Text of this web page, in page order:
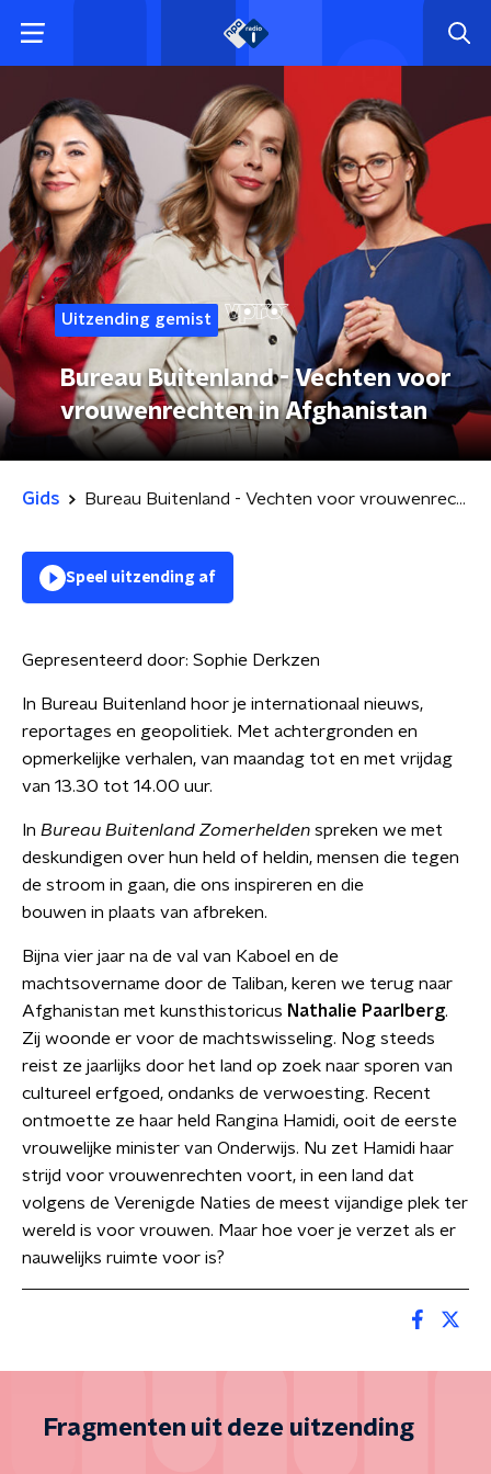
Uitzending gemist
Bureau Buitenland - Vechten voor
vrouwenrechten in Afghanistan
Gids Bureau Buitenland - Vechten voor vrouwenrechten in Afghanistan
Speel uitzending af
Gepresenteerd door: Sophie Derkzen
In Bureau Buitenland hoor je internationaal nieuws,
reportages en geopolitiek. Met achtergronden en
opmerkelijke verhalen, van maandag tot en met vrijdag
van 13.30 tot 14.00 uur.
In Bureau Buitenland Zomerhelden spreken we met
deskundigen over hun held of heldin, mensen die tegen
de stroom in gaan, die ons inspireren en die
bouwen in plaats van afbreken.
Bijna vier jaar na de val van Kaboel en de
machtsovername door de Taliban, keren we terug naar
Afghanistan met kunsthistoricus Nathalie Paarlberg.
Zij woonde er voor de machtswisseling. Nog steeds
reist ze jaarlijks door het land op zoek naar sporen van
cultureel erfgoed, ondanks de verwoesting. Recent
ontmoette ze haar held Rangina Hamidi, ooit de eerste
vrouwelijke minister van Onderwijs. Nu zet Hamidi haar
strijd voor vrouwenrechten voort, in een land dat
volgens de Verenigde Naties de meest vijandige plek ter
wereld is voor vrouwen. Maar hoe voer je verzet als er
nauwelijks ruimte voor is?
Fragmenten uit deze uitzending